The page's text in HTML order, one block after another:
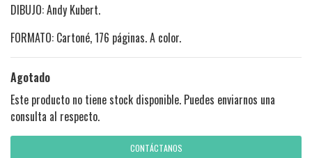
DIBUJO: Andy Kubert.
FORMATO: Cartoné, 176 páginas. A color.
Agotado
Este producto no tiene stock disponible. Puedes enviarnos una
consulta al respecto.
CONTÁCTANOS